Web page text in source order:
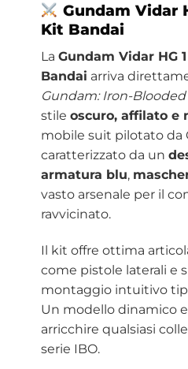
Gundam Vidar
Kit Bandai
La Gundam Vidar HG
Bandai arriva
Gundam: Iron-
stile oscuro, affilato e
mobile suit pilotato da
caratterizzato da un
armatura blu,
vasto arsenale per il
ravvicinato.
Il kit offre ottima
come pistole laterali e
montaggio intuitivo
Un modello dinamico
arricchire qualsiasi
serie IBO.